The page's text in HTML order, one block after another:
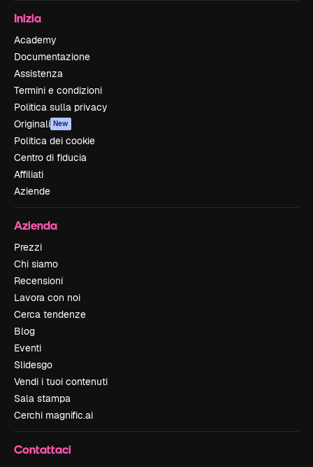
Inizia
Academy
Documentazione
Assistenza
Termini e condizioni
Politica sulla privacy
Originali New
Politica dei cookie
Centro di fiducia
Affiliati
Aziende
Azienda
Prezzi
Chi siamo
Recensioni
Lavora con noi
Cerca tendenze
Blog
Eventi
Slidesgo
Vendi i tuoi contenuti
Sala stampa
Cerchi magnific.ai
Contattaci